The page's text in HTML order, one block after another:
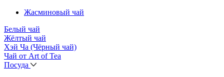
Жасминовый чай
Белый чай
Жёлтый чай
Хэй Ча (Чёрный чай)
Чай от Art of Tea
Посуда